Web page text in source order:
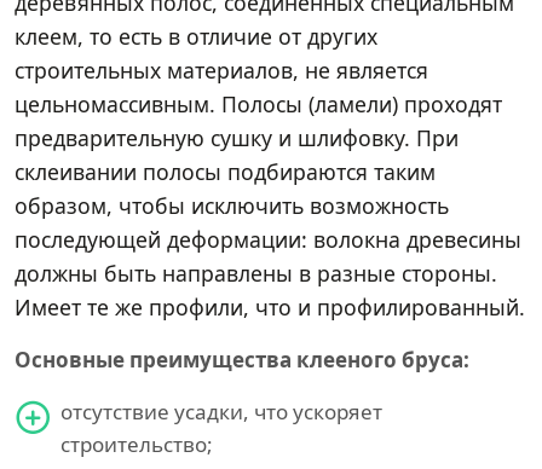
клеем, то есть в отличие от других
строительных материалов, не является
цельномассивным. Полосы (ламели) проходят
предварительную сушку и шлифовку. При
склеивании полосы подбираются таким
образом, чтобы исключить возможность
последующей деформации: волокна древесины
должны быть направлены в разные стороны.
Имеет те же профили, что и профилированный.
Основные преимущества клееного бруса:
отсутствие усадки, что ускоряет
строительство;